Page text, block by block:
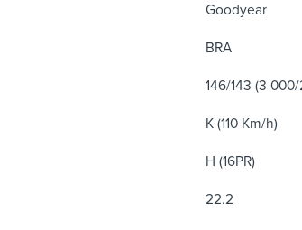
Goodyear
BRA
146/143 (3
K (110 Km/h)
H (16PR)
22.2